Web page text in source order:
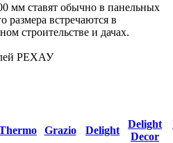
мм ставят обычно в панельных
размера встречаются в
строительстве и дачах.
РЕХАУ
Grazio Delight
Delight
Decor